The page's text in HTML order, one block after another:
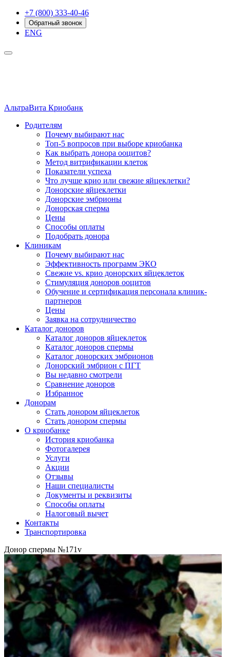
+7 (800) 333-40-46
Обратный звонок
ENG
АльтраВита Криобанк
Родителям
Почему выбирают нас
Топ-5 вопросов при выборе криобанка
Как выбрать донора ооцитов?
Метод витрификации клеток
Показатели успеха
Что лучше крио или свежие яйцеклетки?
Донорские яйцеклетки
Донорские эмбрионы
Донорская сперма
Цены
Способы оплаты
Подобрать донора
Клиникам
Почему выбирают нас
Эффективность программ ЭКО
Свежие vs. крио донорских яйцеклеток
Стимуляция доноров ооцитов
Обучение и сертификация персонала клиник-
партнеров
Цены
Заявка на сотрудничество
Каталог доноров
Каталог доноров яйцеклеток
Каталог доноров спермы
Каталог донорских эмбрионов
Донорский эмбрион с ПГТ
Вы недавно смотрели
Сравнение доноров
Избранное
Донорам
Стать донором яйцеклеток
Стать донором спермы
О криобанке
История криобанка
Фотогалерея
Услуги
Акции
Отзывы
Наши специалисты
Документы и реквизиты
Способы оплаты
Налоговый вычет
Контакты
Транспортировка
Донор спермы №171v